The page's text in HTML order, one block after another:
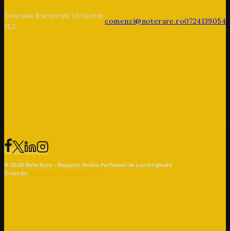
Șoseaua București Urziceni
153
comenzi@noterare.ro0724139054
© 2026 Note Rare – Magazin Online Parfumuri de Lux Originale
Creat de